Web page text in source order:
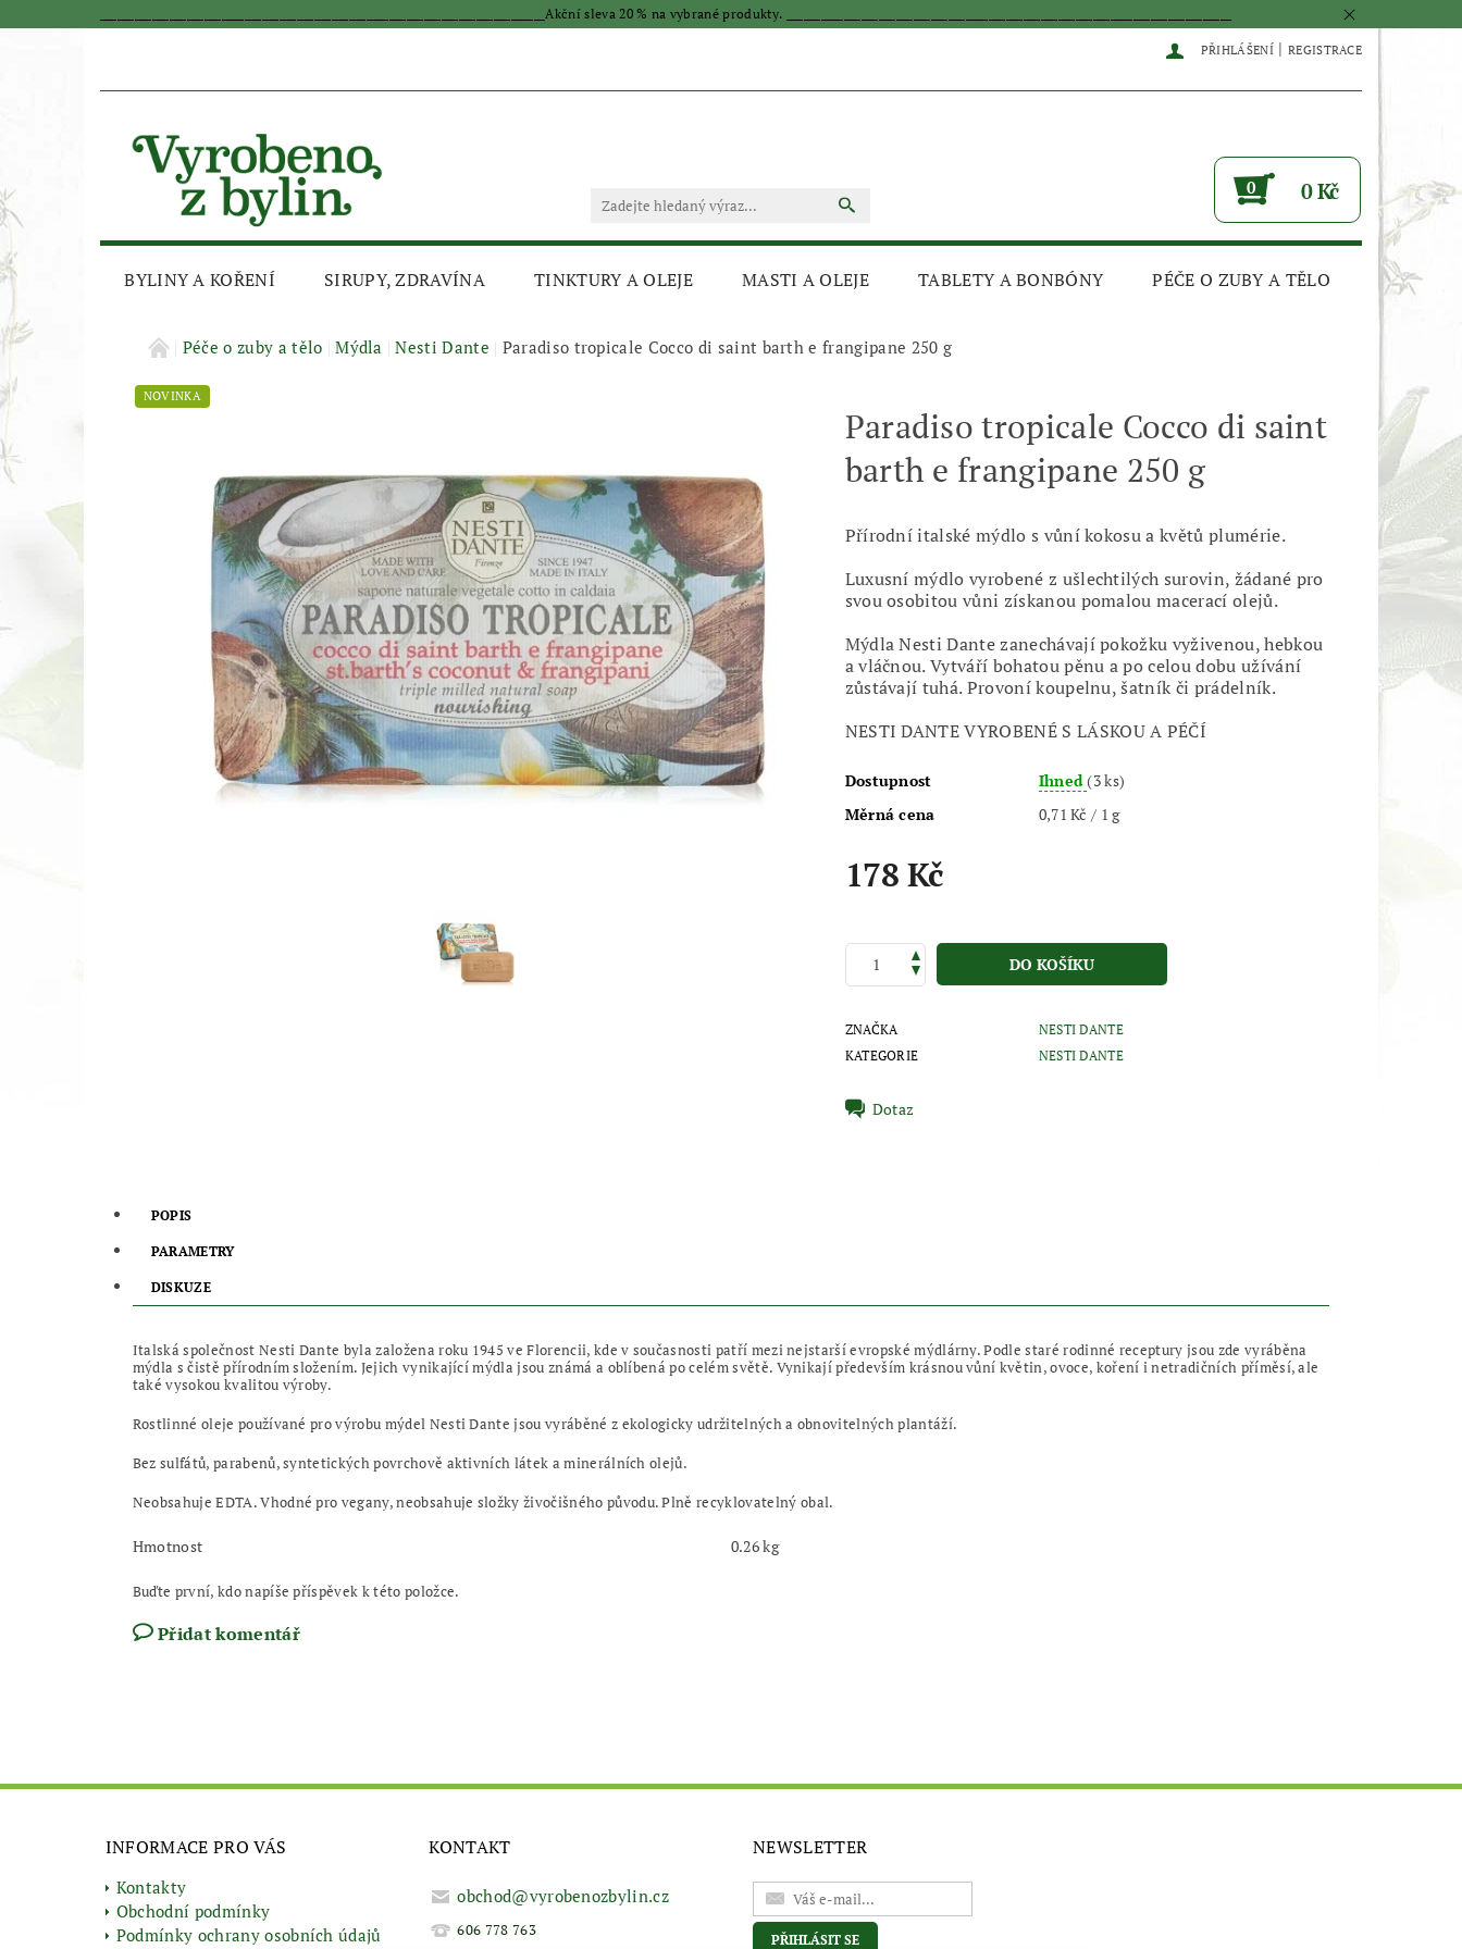
_____________________________________________________________________________Akční sleva 20 % na vybrané produkty. _____________________________________________________________________________
PŘIHLÁŠENÍ | REGISTRACE
0 0 Kč
BYLINY A KOŘENÍ SIRUPY, ZDRAVÍNA TINKTURY A OLEJE MASTI A OLEJE TABLETY A BONBÓNY PÉČE O ZUBY A TĚLO
AKČNÍ SLEVAPéče o zuby a tělo Mýdla Nesti Dante Paradiso tropicale Cocco di saint barth e frangipane 250 g
NOVINKA
Paradiso tropicale Cocco di saint
barth e frangipane 250 g
Přírodní italské mýdlo s vůní kokosu a květů plumérie.
Luxusní mýdlo vyrobené z ušlechtilých surovin, žádané pro
svou osobitou vůni získanou pomalou macerací olejů.
Mýdla Nesti Dante zanechávají pokožku vyživenou, hebkou
a vláčnou. Vytváří bohatou pěnu a po celou dobu užívání
zůstávají tuhá. Provoní koupelnu, šatník či prádelník.
NESTI DANTE VYROBENÉ S LÁSKOU A PÉČÍ
Dostupnost Ihned(3 ks)
Měrná cena
0,71 Kč / 1 g
178 Kč
ZNAČKA
NESTI DANTE
KATEGORIE
NESTI DANTE
Dotaz
POPIS
PARAMETRY
DISKUZE
Italská společnost Nesti Dante byla založena roku 1945 ve Florencii, kde v současnosti patří mezi nejstarší evropské mýdlárny. Podle staré rodinné receptury jsou zde vyráběna
mýdla s čistě přírodním složením. Jejich vynikající mýdla jsou známá a oblíbená po celém světě. Vynikají především krásnou vůní květin, ovoce, koření i netradičních příměsí, ale
také vysokou kvalitou výroby.
Rostlinné oleje používané pro výrobu mýdel Nesti Dante jsou vyráběné z ekologicky udržitelných a obnovitelných plantáží.
Bez sulfátů, parabenů, syntetických povrchově aktivních látek a minerálních olejů.
Neobsahuje EDTA. Vhodné pro vegany, neobsahuje složky živočišného původu. Plně recyklovatelný obal.
Hmotnost 0.26 kg
Buďte první, kdo napíše příspěvek k této položce.
Přidat komentář
INFORMACE PRO VÁS
Kontakty
Obchodní podmínky
Podmínky ochrany osobních údajů
KONTAKT
obchod@vyrobenozbylin.cz
606 778 763
NEWSLETTER